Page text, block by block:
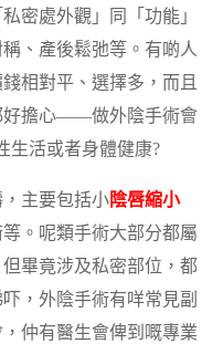
密處外觀」同「功能」
、產後鬆弛等。有啲人
相對平、選擇多，而且
好擔心——做外陰手術會
生活或者身體健康?
主要包括小陰唇縮小
。呢類手術大部分都屬
畢竟涉及私密部位，都
，外陰手術有咩常見副
仲有醫生會俾到嘅專業